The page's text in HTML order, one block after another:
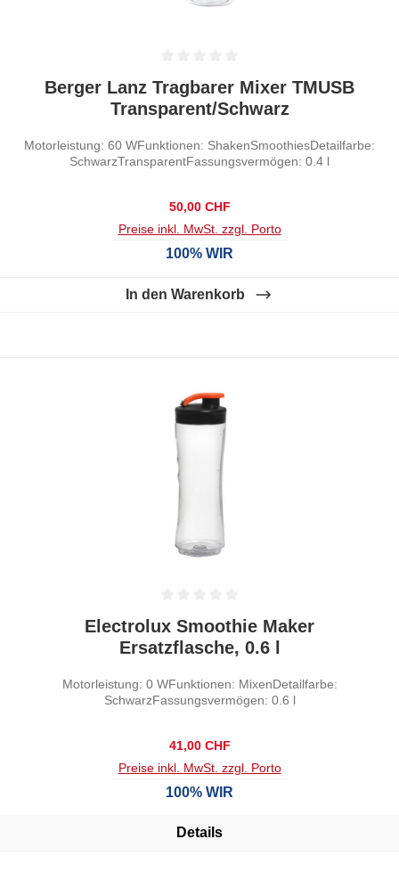
Durchschnittliche Bewertung von 0 von 5 Sternen
Berger Lanz Tragbarer Mixer TMUSB
Transparent/Schwarz
Motorleistung: 60 WFunktionen: ShakenSmoothiesDetailfarbe:
SchwarzTransparentFassungsvermögen: 0.4 l
Regulärer Preis:
50,00 CHF
Preise inkl. MwSt. zzgl. Porto
100% WIR
In den Warenkorb
Durchschnittliche Bewertung von 0 von 5 Sternen
Electrolux Smoothie Maker
Ersatzflasche, 0.6 l
Motorleistung: 0 WFunktionen: MixenDetailfarbe:
SchwarzFassungsvermögen: 0.6 l
Regulärer Preis:
41,00 CHF
Preise inkl. MwSt. zzgl. Porto
100% WIR
Details